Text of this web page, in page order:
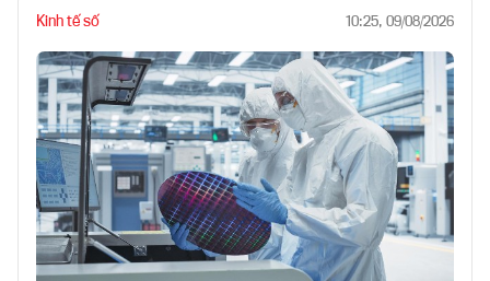
Kinh tế số 10:25, 09/08/2026